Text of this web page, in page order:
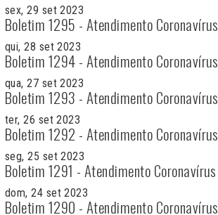
sex, 29 set 2023
Boletim 1295 - Atendimento Coronavírus
qui, 28 set 2023
Boletim 1294 - Atendimento Coronavírus
qua, 27 set 2023
Boletim 1293 - Atendimento Coronavírus
ter, 26 set 2023
Boletim 1292 - Atendimento Coronavírus
seg, 25 set 2023
Boletim 1291 - Atendimento Coronavírus
dom, 24 set 2023
Boletim 1290 - Atendimento Coronavírus